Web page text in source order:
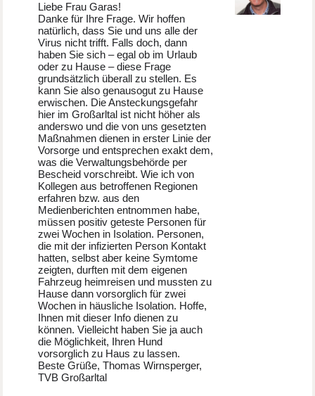
Liebe Frau Garas!
Danke für Ihre Frage. Wir hoffen
natürlich, dass Sie und uns alle der
Virus nicht trifft. Falls doch, dann
haben Sie sich – egal ob im Urlaub
oder zu Hause – diese Frage
grundsätzlich überall zu stellen. Es
kann Sie also genausogut zu Hause
erwischen. Die Ansteckungsgefahr
hier im Großarltal ist nicht höher als
anderswo und die von uns gesetzten
Maßnahmen dienen in erster Linie der
Vorsorge und entsprechen exakt dem,
was die Verwaltungsbehörde per
Bescheid vorschreibt. Wie ich von
Kollegen aus betroffenen Regionen
erfahren bzw. aus den
Medienberichten entnommen habe,
müssen positiv geteste Personen für
zwei Wochen in Isolation. Personen,
die mit der infizierten Person Kontakt
hatten, selbst aber keine Symtome
zeigten, durften mit dem eigenen
Fahrzeug heimreisen und mussten zu
Hause dann vorsorglich für zwei
Wochen in häusliche Isolation. Hoffe,
Ihnen mit dieser Info dienen zu
können. Vielleicht haben Sie ja auch
die Möglichkeit, Ihren Hund
vorsorglich zu Haus zu lassen.
Beste Grüße, Thomas Wirnsperger,
TVB Großarltal